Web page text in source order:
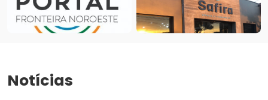
Notícias